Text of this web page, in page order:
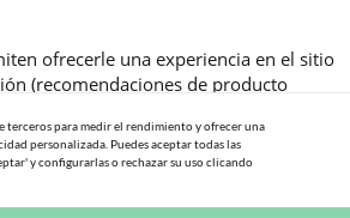
ofrecerle una experiencia en el sitio
(recomendaciones de producto
esta cookie, nos ayuda a mejorar aún
terceros para medir el rendimiento y ofrecer una
personalizada. Puedes aceptar todas las
y configurarlas o rechazar su uso clicando